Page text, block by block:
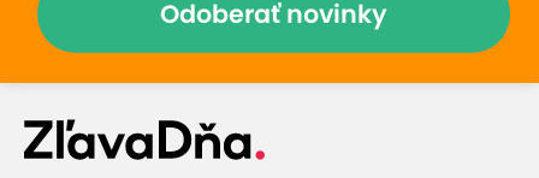
Odoberať novinky